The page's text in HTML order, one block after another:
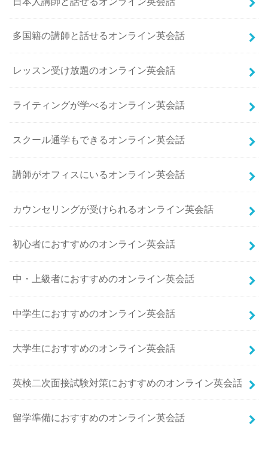
多国籍の講師と話せるオンライン英会話
レッスン受け放題のオンライン英会話
ライティングが学べるオンライン英会話
スクール通学もできるオンライン英会話
講師がオフィスにいるオンライン英会話
カウンセリングが受けられるオンライン英会話
初心者におすすめのオンライン英会話
中・上級者におすすめのオンライン英会話
中学生におすすめのオンライン英会話
大学生におすすめのオンライン英会話
英検二次面接試験対策におすすめのオンライン英会話
留学準備におすすめのオンライン英会話